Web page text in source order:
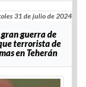
31 de julio de 2024
gran guerra de
terrorista de
en Teherán